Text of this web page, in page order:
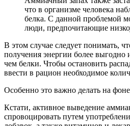
что в организме человека
белка. С данной проблемой
люди, предпочитающие
В этом случае следует понимать,
получения энергии более выгодно
чем белки. Чтобы остановить
ввести в рацион необходимое
Особенно это важно делать на
Кстати, активное выведение
спровоцировать путем